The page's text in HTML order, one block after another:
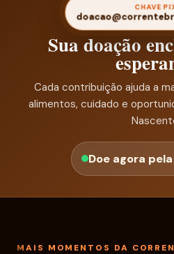
CHAVE
Sua doação
Cada contribuição ajuda a
alimentos, cuidado e
Doe agora
MAIS MOMENTOS DA